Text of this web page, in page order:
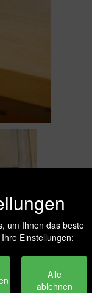
um Ihnen das beste
Einstellungen:
Alle
ablehnen